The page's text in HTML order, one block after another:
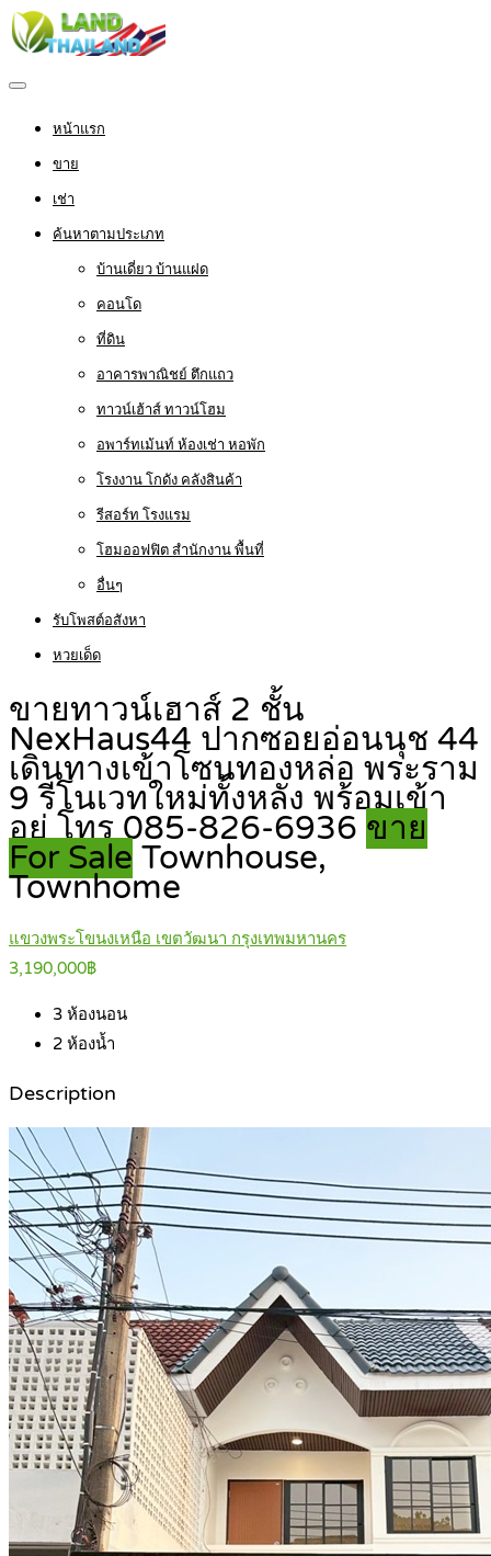
หน้าแรก
ขาย
เช่า
ค้นหาตามประเภท
บ้านเดี่ยว บ้านแฝด
คอนโด
ที่ดิน
อาคารพาณิชย์ ตึกแถว
ทาวน์เฮ้าส์ ทาวน์โฮม
อพาร์ทเม้นท์ ห้องเช่า หอพัก
โรงงาน โกดัง คลังสินค้า
รีสอร์ท โรงแรม
โฮมออฟฟิต สำนักงาน พื้นที่
อื่นๆ
รับโพสต์อสังหา
หวยเด็ด
ขายทาวน์เฮาส์ 2 ชั้น
NexHaus44 ปากซอยอ่อนนุช 44
เดินทางเข้าโซนทองหล่อ พระราม
9 รีโนเวทใหม่ทั้งหลัง พร้อมเข้า
อยู่ โทร 085-826-6936 ขาย
For Sale Townhouse,
Townhome
แขวงพระโขนงเหนือ เขตวัฒนา กรุงเทพมหานคร
3,190,000฿
3 ห้องนอน
2 ห้องน้ำ
Description